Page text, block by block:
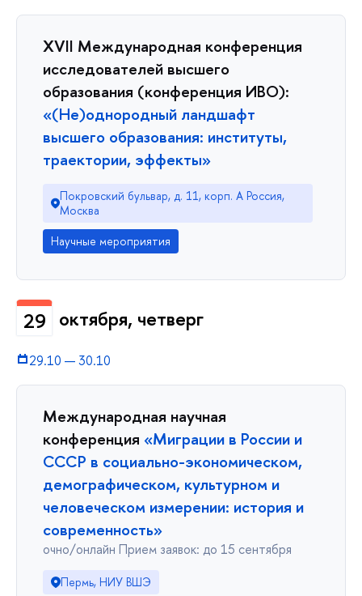
XVII Международная конференция
исследователей высшего
образования (конференция ИВО):
«(Не)однородный ландшафт
высшего образования: институты,
траектории, эффекты»
Покровский бульвар, д. 11, корп. A Россия,
Москва
Научные мероприятия
29 октября, четверг
29.10 —30.10
Международная научная
конференция «Миграции в Росcии и
СССР в социально-экономическом,
демографическом, культурном и
человеческом измерении: история и
современность»
очно/онлайн Прием заявок: до 15 сентября
Пермь, НИУ ВШЭ